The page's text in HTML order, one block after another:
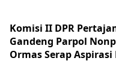
Komisi II DPR
Gandeng Parpol
Ormas Serap